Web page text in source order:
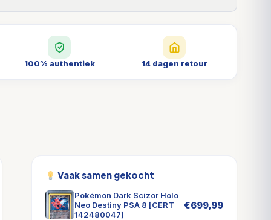
100% authentiek 14 dagen retour
Vaak samen gekocht
Pokémon Dark Scizor Holo
Neo Destiny PSA 8 [CERT
142480047]
€699,99